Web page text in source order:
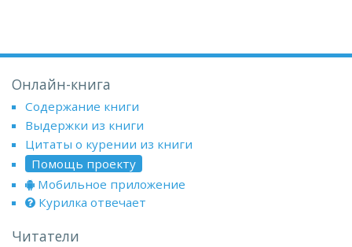
Онлайн-книга
Содержание книги
Выдержки из книги
Цитаты о курении из книги
Помощь проекту
Мобильное приложение
Курилка отвечает
Читатели